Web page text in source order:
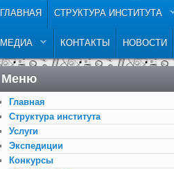
SKIP TO PRIMARY CONTENT
SKIP TO SECONDARY CONTENT
ГЛАВНАЯ СТРУКТУРА ИНСТИТУТА
МЕДИА КОНТАКТЫ НОВОСТИ
Меню
Главная
Структура института
Услуги
Экспедиции
Конкурсы